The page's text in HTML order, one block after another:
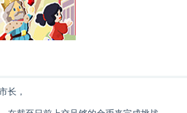
长，